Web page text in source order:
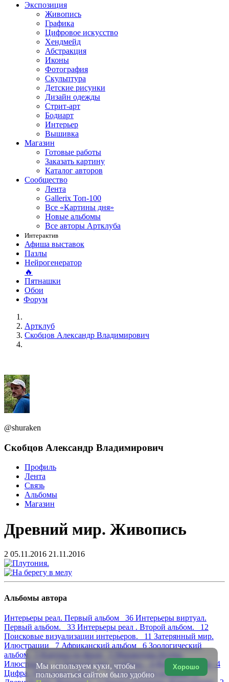
Экспозиция
Живопись
Графика
Цифровое искусство
Хендмейд
Абстракция
Иконы
Фотография
Скульптура
Детские рисунки
Дизайн одежды
Стрит-арт
Бодиарт
Интерьер
Вышивка
Магазин
Готовые работы
Заказать картину
Каталог авторов
Сообщество
Лента
Gallerix Топ-100
Все «Картины дня»
Новые альбомы
Все авторы Артклуба
Интерактив
Афиша выставок
Пазлы
Нейрогенератор
🔥
Пятнашки
Обои
Форум
Артклуб
Скобцов Александр Владимирович
@shuraken
Скобцов Александр Владимирович
Профиль
Лента
Связь
Альбомы
Магазин
Древний мир. Живопись
2 05.11.2016 21.11.2016
Альбомы автора
Интерьеры реал. Первый альбом 36 Интерьеры виртуал.
Первый альбом. 33 Интерьеры реал . Второй альбом. 12
Поисковые визуализации интерьеров. 11 Затерянный мир.
Илюстрации 7 Африканский альбом 6 Зоологический
альбом 5
Илюстрации 4Древний мир. Графика. 4
Фантасмагория 4
Цифра. Динозавры анриал. 3Деревенские истории 2
Хорошо
Мы используем куки, чтобы
пользоваться сайтом было удобно